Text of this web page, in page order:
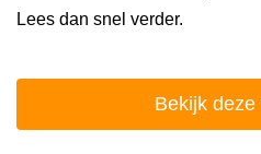
Lees dan snel verder.
Bekijk